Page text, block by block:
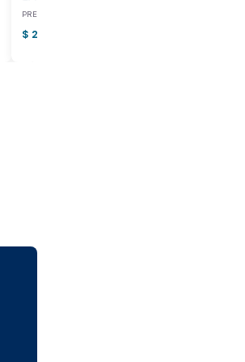
PRECIO BASE
$ 2.900.000.000